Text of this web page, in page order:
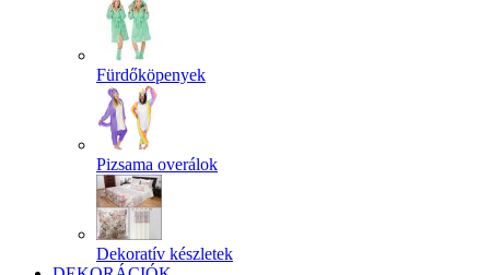
Fürdőköpenyek
Pizsama overálok
Dekoratív készletek